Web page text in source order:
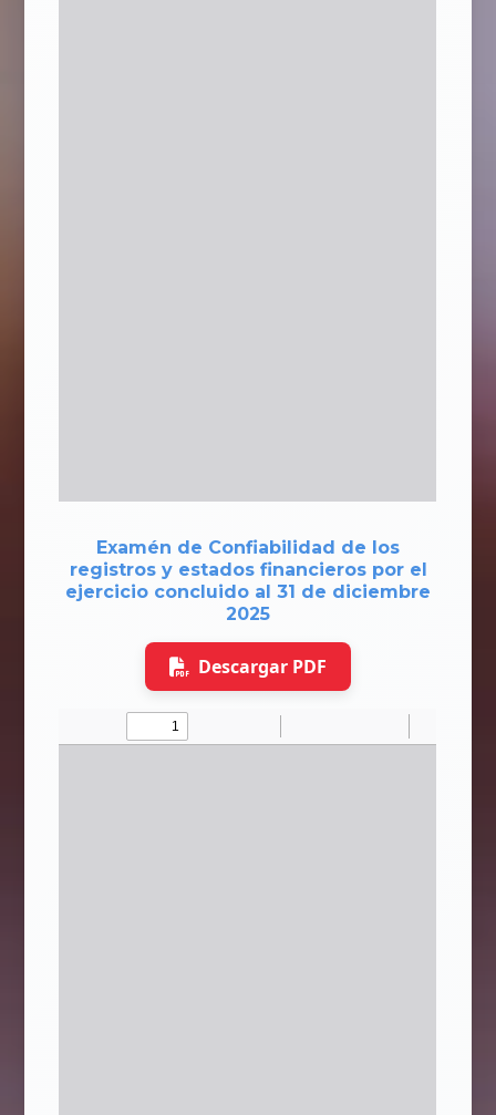
Examén de Confiabilidad de los
registros y estados financieros por el
ejercicio concluido al 31 de diciembre
2025
Descargar PDF